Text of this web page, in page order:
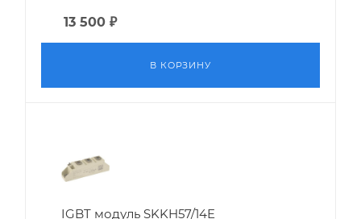
13 500 ₽
В КОРЗИНУ
IGBT модуль SKKH57/14E